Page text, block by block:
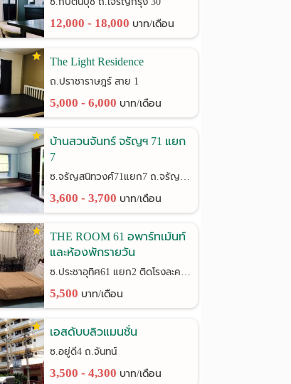
12,000 - 18,000 บาท/เดือน
The Light Residence
ถ.ปราชาราษฎร์ สาย 1
5,000 - 6,000 บาท/เดือน
บ้านสวนจันทร์ จรัญฯ 71 แยก
7
ซ.จรัญสนิทวงศ์71แยก7 ถ.จรัญสนิทวงศ์
3,600 - 3,700 บาท/เดือน
THE ROOM 61 อพาร์ทเม้นท์
และห้องพักรายวัน
ซ.ประชาอุทิศ61 แยก2 ติดโรงละครช้าง
5,500 บาท/เดือน
เอสดับบลิวแมนชั่น
ซ.อยู่ดี4 ถ.จันทน์
3,500 - 4,300 บาท/เดือน